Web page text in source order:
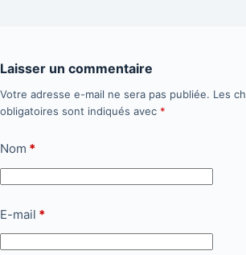
Laisser un commentaire
Votre adresse e-mail ne sera pas publiée. Les
obligatoires sont indiqués avec *
Nom *
E-mail *